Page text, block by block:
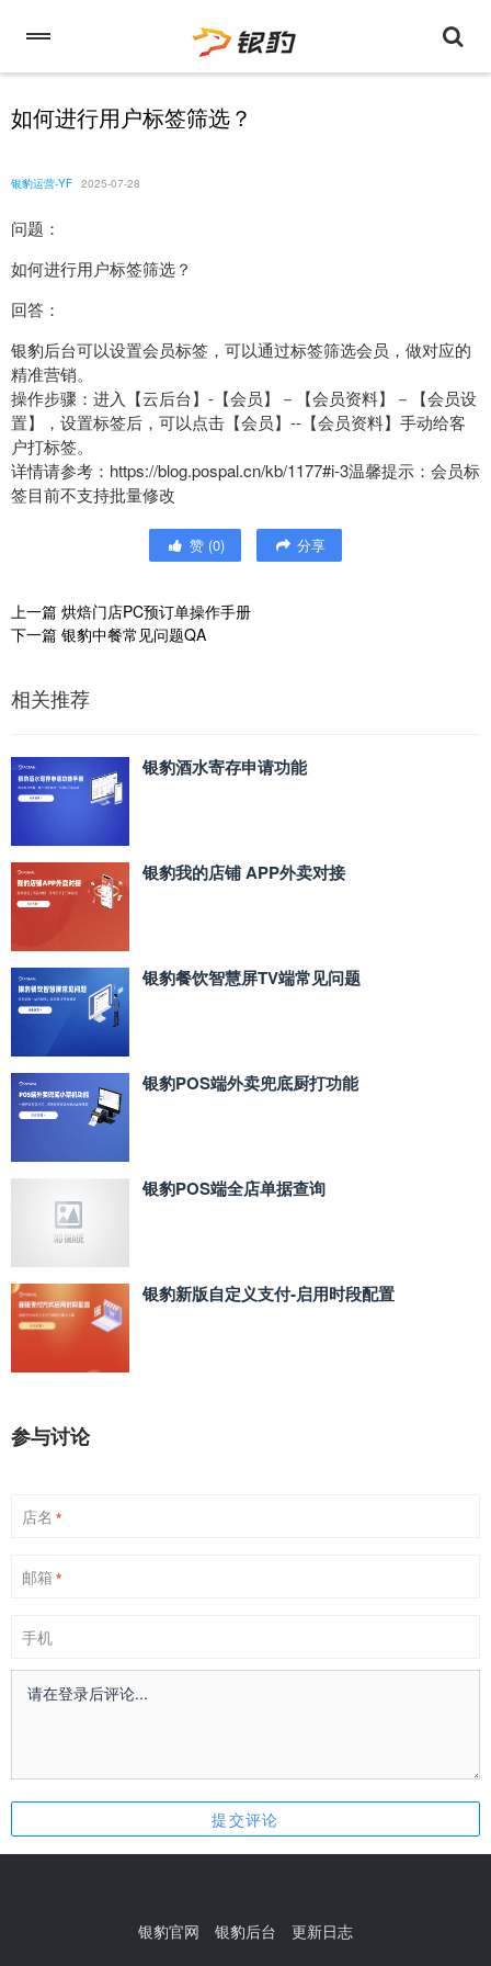
如何进行用户标签筛选？
银豹运营-YF 2025-07-28
问题：
如何进行用户标签筛选？
回答：
银豹后台可以设置会员标签，可以通过标签筛选会员，做对应的
精准营销。
操作步骤：进入【云后台】-【会员】－【会员资料】－【会员设
置】，设置标签后，可以点击【会员】--【会员资料】手动给客
户打标签。
详情请参考：https://blog.pospal.cn/kb/1177#i-3温馨提示：会员标
签目前不支持批量修改
赞 (0) 分享
上一篇 烘焙门店PC预订单操作手册
下一篇 银豹中餐常见问题QA
相关推荐
银豹酒水寄存申请功能
银豹我的店铺 APP外卖对接
银豹餐饮智慧屏TV端常见问题
银豹POS端外卖兜底厨打功能
银豹POS端全店单据查询
银豹新版自定义支付‑启用时段配置
参与讨论
店名 *
邮箱 *
手机
银豹官网 银豹后台 更新日志